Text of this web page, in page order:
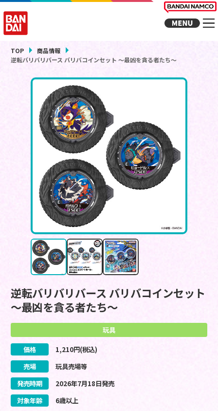
TOP
商品情報
逆転バリバリバース バリバコインセット ～最凶を貪る者たち～
逆転バリバリバース バリバコインセット
～最凶を貪る者たち～
玩具
価格 1,210円(税込)
売場
玩具売場等
発売時期
2026年7月18日発売
対象年齢
6歳以上